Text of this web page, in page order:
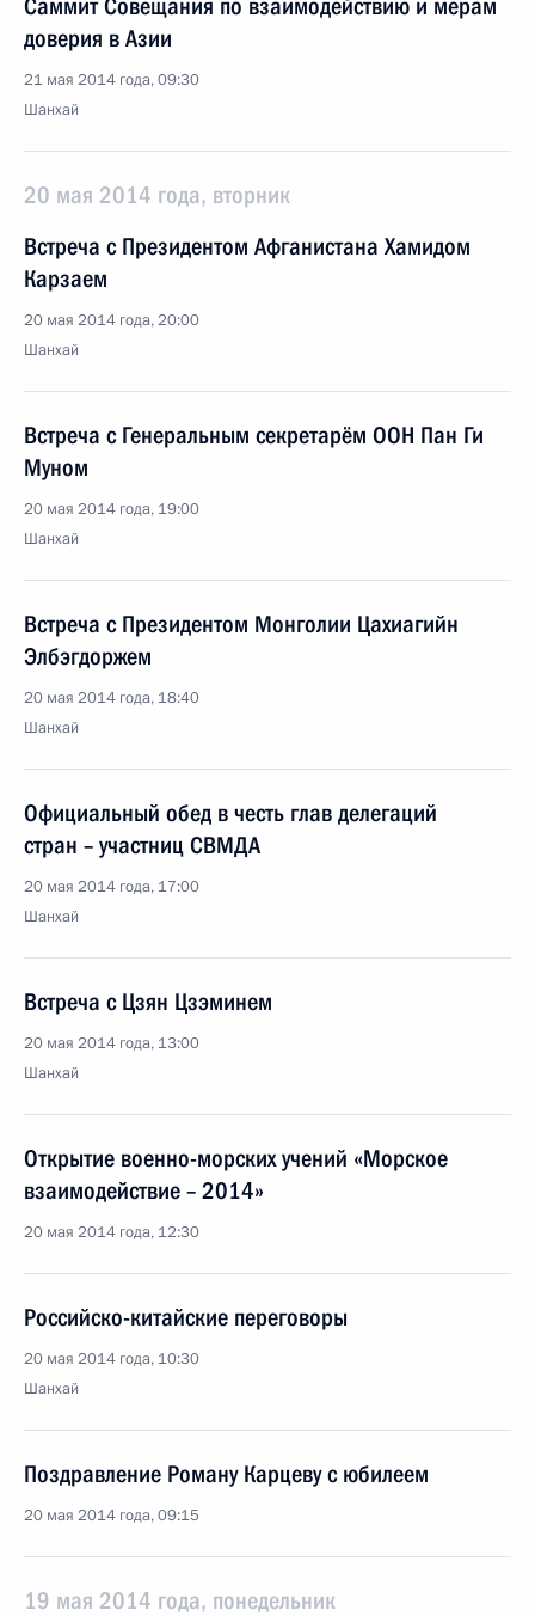
Саммит Совещания по взаимодействию и мерам
доверия в Азии
21 мая 2014 года, 09:30
Шанхай
20 мая 2014 года, вторник
Встреча с Президентом Афганистана Хамидом
Карзаем
20 мая 2014 года, 20:00
Шанхай
Встреча с Генеральным секретарём ООН Пан Ги
Муном
20 мая 2014 года, 19:00
Шанхай
Встреча с Президентом Монголии Цахиагийн
Элбэгдоржем
20 мая 2014 года, 18:40
Шанхай
Официальный обед в честь глав делегаций
стран – участниц СВМДА
20 мая 2014 года, 17:00
Шанхай
Встреча с Цзян Цзэминем
20 мая 2014 года, 13:00
Шанхай
Открытие военно-морских учений «Морское
взаимодействие – 2014»
20 мая 2014 года, 12:30
Российско-китайские переговоры
20 мая 2014 года, 10:30
Шанхай
Поздравление Роману Карцеву с юбилеем
20 мая 2014 года, 09:15
19 мая 2014 года, понедельник